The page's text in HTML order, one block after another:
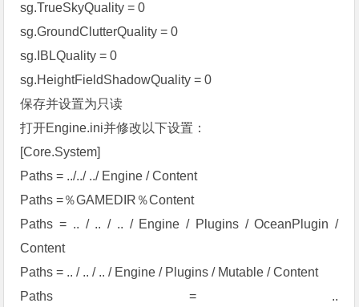
sg.TrueSkyQuality = 0
sg.GroundClutterQuality = 0
sg.IBLQuality = 0
sg.HeightFieldShadowQuality = 0
保存并设置为只读
打开Engine.ini并修改以下设置：
[Core.System]
Paths = ../../ ../ Engine / Content
Paths =％GAMEDIR％Content
Paths = .. / .. / .. / Engine / Plugins / OceanPlugin /
Content
Paths = .. / .. / .. / Engine / Plugins / Mutable / Content
Paths = ..